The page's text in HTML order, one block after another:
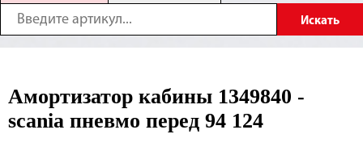
Амортизатор кабины 1349840 -
scania пневмо перед 94 124